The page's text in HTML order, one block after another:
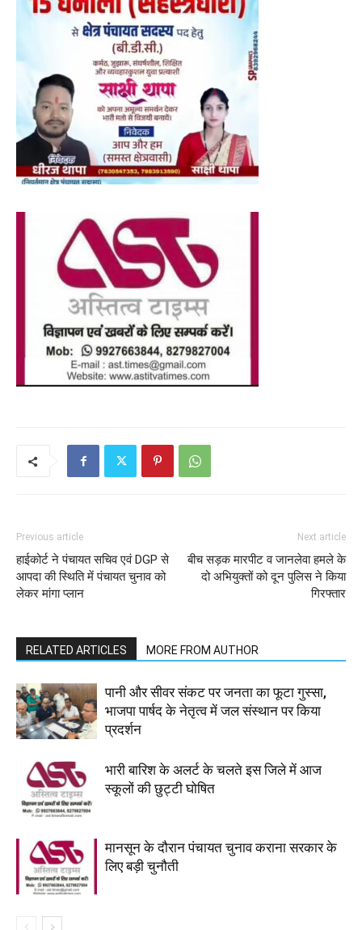
Previous article
हाईकोर्ट ने पंचायत सचिव एवं DGP से
आपदा की स्थिति में पंचायत चुनाव को
लेकर मांगा प्लान
Next article
बीच सड़क मारपीट व जानलेवा हमले के
दो अभियुक्तों को दून पुलिस ने किया
गिरफ्तार
RELATED ARTICLES MORE FROM AUTHOR
पानी और सीवर संकट पर जनता का फूटा गुस्सा,
भाजपा पार्षद के नेतृत्व में जल संस्थान पर किया
प्रदर्शन
भारी बारिश के अलर्ट के चलते इस जिले में आज
स्कूलों की छुट्टी घोषित
मानसून के दौरान पंचायत चुनाव कराना सरकार के
लिए बड़ी चुनौती